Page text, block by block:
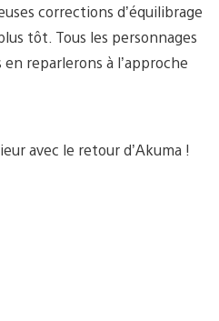
corrections d’équilibrage
tôt. Tous les personnages
reparlerons à l’approche
avec le retour d’Akuma !